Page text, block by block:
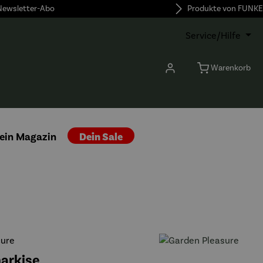
Abo Produkte von FUNKE
Service/Hilfe
Warenkorb
Magazin Dein Sale